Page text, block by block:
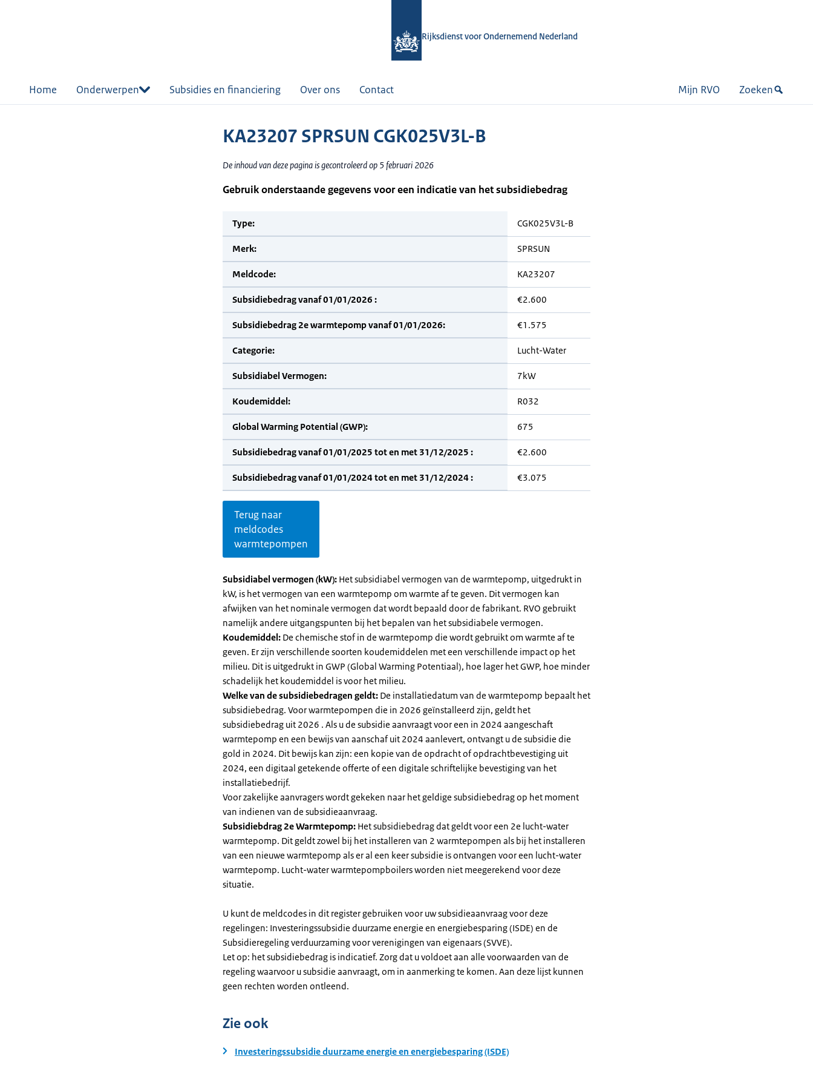
Rijksdienst voor Ondernemend Nederland
Home Onderwerpen Subsidies en financiering Over ons Contact Mijn RVO Zoeken
KA23207 SPRSUN CGK025V3L-B
De inhoud van deze pagina is gecontroleerd op 5 februari 2026
Gebruik onderstaande gegevens voor een indicatie van het subsidiebedrag
Type: CGK025V3L-B
Merk: SPRSUN
Meldcode: KA23207
Subsidiebedrag vanaf 01/01/2026 : €2.600
Subsidiebedrag 2e warmtepomp vanaf 01/01/2026: €1.575
Categorie: Lucht-Water
Subsidiabel Vermogen: 7kW
Koudemiddel: R032
Global Warming Potential (GWP): 675
Subsidiebedrag vanaf 01/01/2025 tot en met 31/12/2025 : €2.600
Subsidiebedrag vanaf 01/01/2024 tot en met 31/12/2024 : €3.075
Terug naar
meldcodes
warmtepompen
Subsidiabel vermogen (kW): Het subsidiabel vermogen van de warmtepomp, uitgedrukt in
kW, is het vermogen van een warmtepomp om warmte af te geven. Dit vermogen kan
afwijken van het nominale vermogen dat wordt bepaald door de fabrikant. RVO gebruikt
namelijk andere uitgangspunten bij het bepalen van het subsidiabele vermogen.
Koudemiddel: De chemische stof in de warmtepomp die wordt gebruikt om warmte af te
geven. Er zijn verschillende soorten koudemiddelen met een verschillende impact op het
milieu. Dit is uitgedrukt in GWP (Global Warming Potentiaal), hoe lager het GWP, hoe minder
schadelijk het koudemiddel is voor het milieu.
Welke van de subsidiebedragen geldt: De installatiedatum van de warmtepomp bepaalt het
subsidiebedrag. Voor warmtepompen die in 2026 geïnstalleerd zijn, geldt het
subsidiebedrag uit 2026 . Als u de subsidie aanvraagt voor een in 2024 aangeschaft
warmtepomp en een bewijs van aanschaf uit 2024 aanlevert, ontvangt u de subsidie die
gold in 2024. Dit bewijs kan zijn: een kopie van de opdracht of opdrachtbevestiging uit
2024, een digitaal getekende offerte of een digitale schriftelijke bevestiging van het
installatiebedrijf.
Voor zakelijke aanvragers wordt gekeken naar het geldige subsidiebedrag op het moment
van indienen van de subsidieaanvraag.
Subsidiebdrag 2e Warmtepomp: Het subsidiebedrag dat geldt voor een 2e lucht-water
warmtepomp. Dit geldt zowel bij het installeren van 2 warmtepompen als bij het installeren
van een nieuwe warmtepomp als er al een keer subsidie is ontvangen voor een lucht-water
warmtepomp. Lucht-water warmtepompboilers worden niet meegerekend voor deze
situatie.
U kunt de meldcodes in dit register gebruiken voor uw subsidieaanvraag voor deze
regelingen: Investeringssubsidie duurzame energie en energiebesparing (ISDE) en de
Subsidieregeling verduurzaming voor verenigingen van eigenaars (SVVE).
Let op: het subsidiebedrag is indicatief. Zorg dat u voldoet aan alle voorwaarden van de
regeling waarvoor u subsidie aanvraagt, om in aanmerking te komen. Aan deze lijst kunnen
geen rechten worden ontleend.
Zie ook
Investeringssubsidie duurzame energie en energiebesparing (ISDE)